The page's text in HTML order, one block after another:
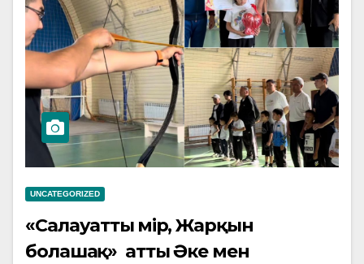
UNCATEGORIZED
«Салауатты өмір, Жарқын
болашақ» атты Әке мен